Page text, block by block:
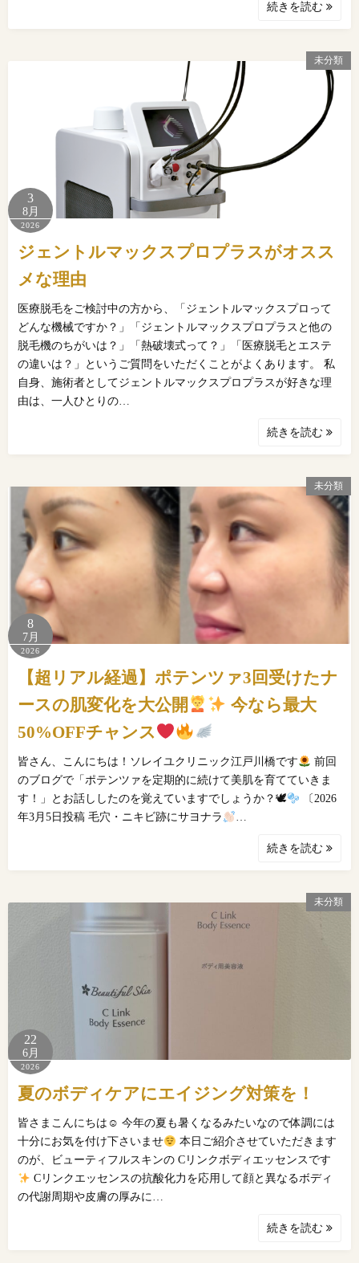
続きを読む
未分類
3
8月
2026
ジェントルマックスプロプラスがオスス
メな理由
医療脱毛をご検討中の方から、「ジェントルマックスプロって
どんな機械ですか？」「ジェントルマックスプロプラスと他の
脱毛機のちがいは？」「熱破壊式って？」「医療脱毛とエステ
の違いは？」というご質問をいただくことがよくあります。 私
自身、施術者としてジェントルマックスプロプラスが好きな理
由は、一人ひとりの…
続きを読む
未分類
8
7月
2026
【超リアル経過】ポテンツァ3回受けたナ
ースの肌変化を大公開
今なら最大
50%OFFチャンス
皆さん、こんにちは！ソレイユクリニック江戸川橋です
前回
のブログで「ポテンツァを定期的に続けて美肌を育てていきま
す！」とお話ししたのを覚えていますでしょうか？🕊
〔2026
年3月5日投稿 毛穴・ニキビ跡にサヨナラ
…
続きを読む
未分類
22
6月
2026
夏のボディケアにエイジング対策を！
皆さまこんにちは☺ 今年の夏も暑くなるみたいなので体調には
十分にお気を付け下さいませ
本日ご紹介させていただきます
のが、ビューティフルスキンの Cリンクボディエッセンスです
Cリンクエッセンスの抗酸化力を応用して顔と異なるボディ
の代謝周期や皮膚の厚みに…
続きを読む